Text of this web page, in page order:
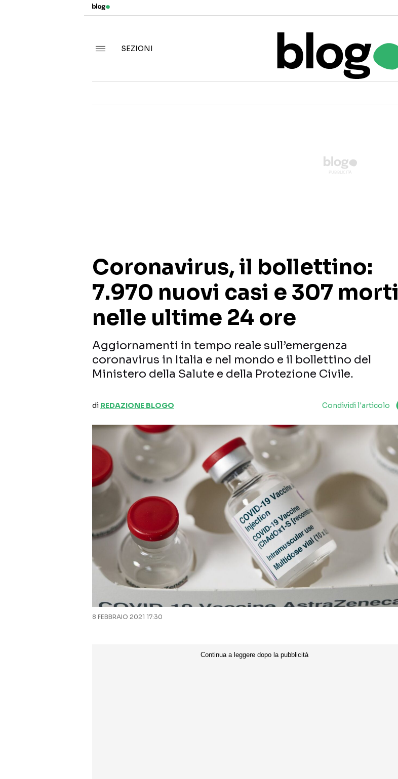
SEZIONI
Coronavirus, il bollettino:
7.970 nuovi casi e 307 morti
nelle ultime 24 ore
Aggiornamenti in tempo reale sull’emergenza
coronavirus in Italia e nel mondo e il bollettino del
Ministero della Salute e della Protezione Civile.
di REDAZIONE BLOGO Condividi l'articolo
8 FEBBRAIO 2021 17:30